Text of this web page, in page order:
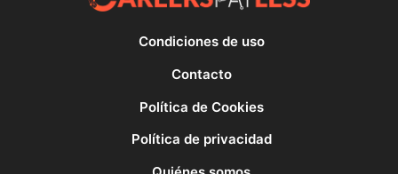
Condiciones de uso
Contacto
Política de Cookies
Política de privacidad